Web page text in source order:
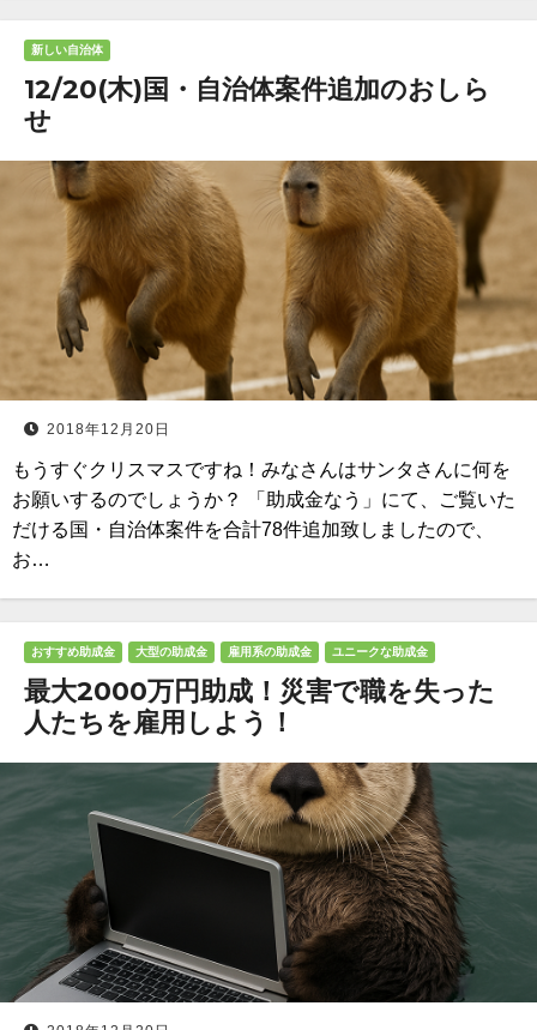
新しい自治体
12/20(木)国・自治体案件追加のおしら
せ
2018年12月20日
もうすぐクリスマスですね！みなさんはサンタさんに何を
お願いするのでしょうか？ 「助成金なう」にて、ご覧いた
だける国・自治体案件を合計78件追加致しましたので、
お…
おすすめ助成金 大型の助成金 雇用系の助成金 ユニークな助成金
最大2000万円助成！災害で職を失った
人たちを雇用しよう！